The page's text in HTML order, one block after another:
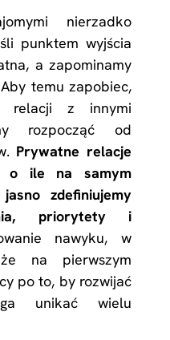
nierzadko
punktem wyjścia
a zapominamy
temu zapobiec,
relacji z innymi
rozpocząć od
Prywatne relacje
o ile na samym
zdefiniujemy
priorytety i
nawyku, w
na pierwszym
po to, by rozwijać
unikać wielu